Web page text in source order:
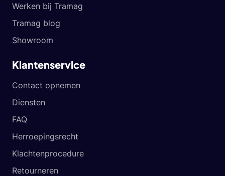
Werken bij Tramag
Tramag blog
Showroom
Klantenservice
Contact opnemen
Diensten
FAQ
Herroepingsrecht
Klachtenprocedure
Retourneren